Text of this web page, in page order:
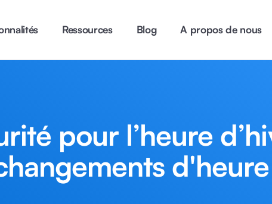
Ressources Blog A propos de nous
pour l’heure
d'heure